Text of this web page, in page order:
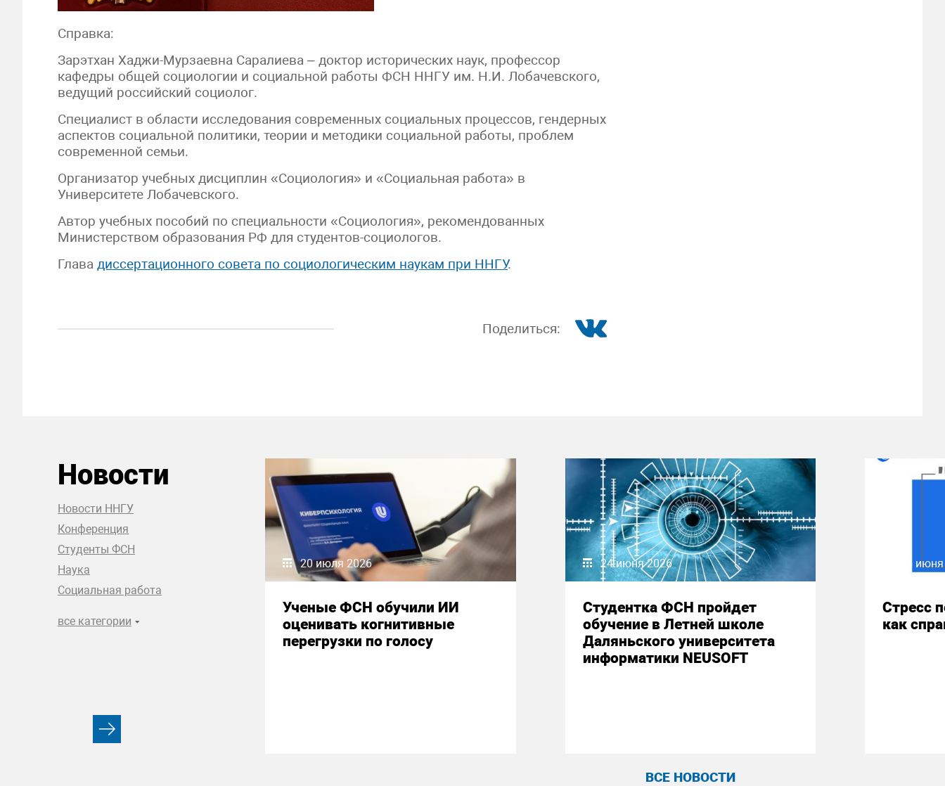
Справка:
Зарэтхан Хаджи-Мурзаевна Саралиева – доктор исторических наук, профессор
кафедры общей социологии и социальной работы ФСН ННГУ им. Н.И. Лобачевского,
ведущий российский социолог.
Специалист в области исследования современных социальных процессов, гендерных
аспектов социальной политики, теории и методики социальной работы, проблем
современной семьи.
Организатор учебных дисциплин «Социология» и «Социальная работа» в
Университете Лобачевского.
Автор учебных пособий по специальности «Социология», рекомендованных
Министерством образования РФ для студентов-социологов.
Глава диссертационного совета по социологическим наукам при ННГУ.
Поделиться:
Новости
Новости ННГУ
Конференция
Студенты ФСН
Наука
Социальная работа
все категории
20 июля 2026
Ученые ФСН обучили ИИ
оценивать когнитивные
перегрузки по голосу
24 июня 2026
Студентка ФСН пройдет
обучение в Летней школе
Даляньского университета
информатики NEUSOFT
08
Стресс
как
ВСЕ НОВОСТИ